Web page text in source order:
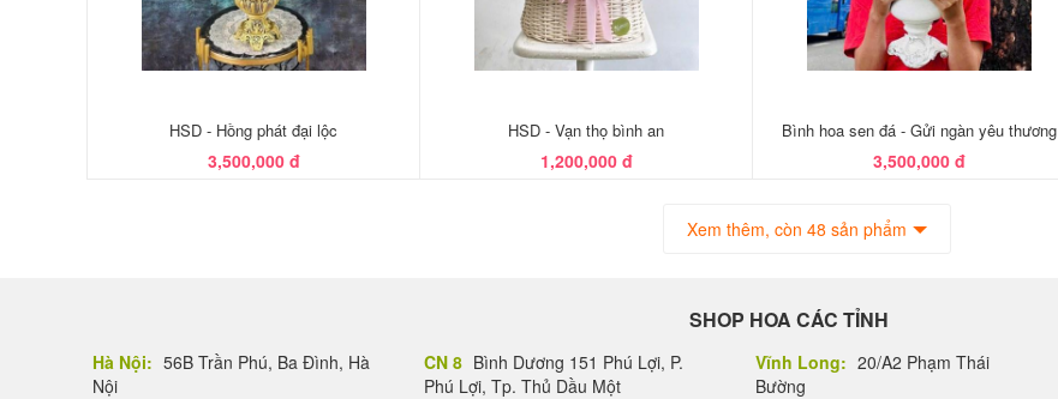
HSD - Hồng phát đại lộc
3,500,000 đ
HSD - Vạn thọ bình an
1,200,000 đ
Bình hoa sen đá - Gửi ngàn yêu thương
3,500,000 đ
Xem thêm, còn 48 sản phẩm
SHOP HOA CÁC TỈNH
Hà Nội: 56B Trần Phú, Ba Đình, Hà
Nội
CN 8 Bình Dương 151 Phú Lợi, P.
Phú Lợi, Tp. Thủ Dầu Một
Vĩnh Long: 20/A2 Phạm Thái
Bường